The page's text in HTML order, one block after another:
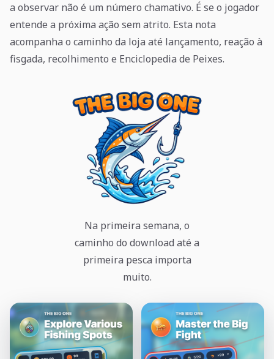
a observar não é um número chamativo. É se o jogador
entende a próxima ação sem atrito. Esta nota
acompanha o caminho da loja até lançamento, reação à
fisgada, recolhimento e Enciclopedia de Peixes.
Na primeira semana, o
caminho do download até a
primeira pesca importa
muito.